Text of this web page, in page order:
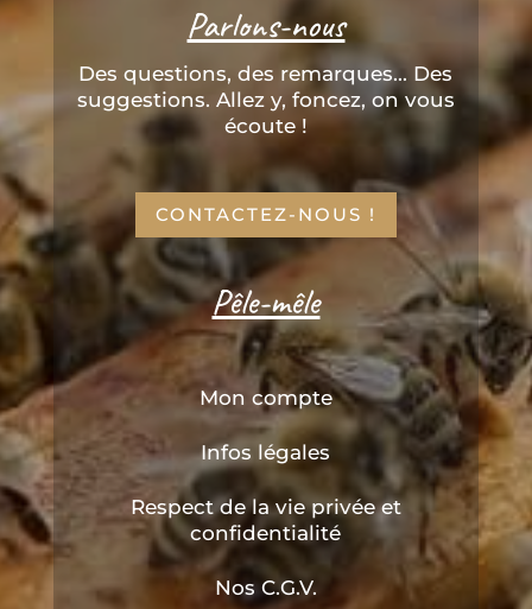
Parlons-nous
Des questions, des remarques... Des
suggestions. Allez y, foncez, on vous
écoute !
CONTACTEZ-NOUS !
Pêle-mêle
Mon compte
Infos légales
Respect de la vie privée et
confidentialité
Nos C.G.V.